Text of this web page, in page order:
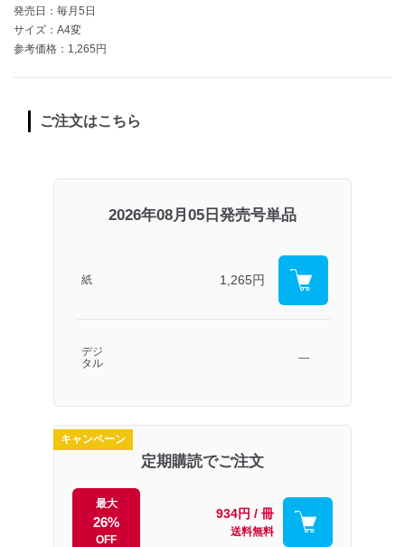
発売日：毎月5日
サイズ：A4変
参考価格：1,265円
ご注文はこちら
2026年08月05日発売号単品
紙 1,265円
デジ
タル
―
キャンペーン
定期購読でご注文
最大
26%
OFF
934円 / 冊
送料無料